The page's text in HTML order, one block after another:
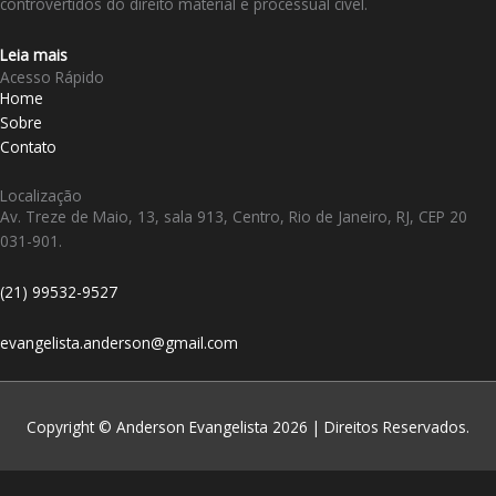
Leia mais
Acesso Rápido
Home
Sobre
Contato
Localização
Av. Treze de Maio, 13, sala 913, Centro, Rio de Janeiro, RJ, CEP 20
031-901.
(21) 99532-9527
evangelista.anderson@gmail.com
Copyright © Anderson Evangelista 2026 | Direitos Reservados.